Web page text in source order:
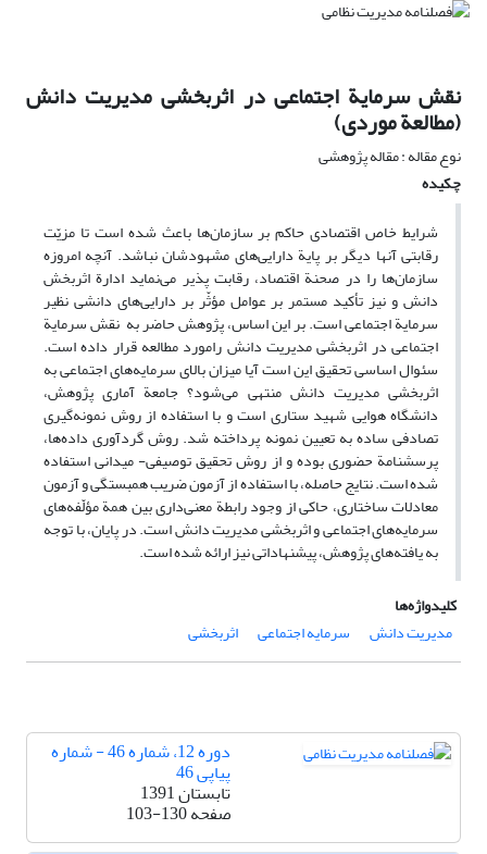
نقش سرمایة اجتماعی در اثربخشی مدیریت دانش
(مطالعة موردی)
نوع مقاله : مقاله پژوهشی
چکیده
شرایط خاص اقتصادی حاکم بر سازمان‌ها باعث شده است تا مزیّت
رقابتی آنها دیگر بر پایة دارایی‌های مشهودشان نباشد. آنچه امروزه
سازمان‌ها را در صحنة اقتصاد، رقابت پذیر می‌نماید ادارة اثربخش
دانش و نیز تأکید مستمر بر عوامل مؤثّر بر دارایی‌های دانشی نظیر
سرمایة‌ اجتماعی است. بر این اساس، پژوهش حاضر به نقش سرمایة
اجتماعی در اثربخشی مدیریت دانش رامورد مطالعه قرار داده است.
سئوال اساسی تحقیق این است آیا میزان بالای سرمایه‌های اجتماعی به
اثربخشی مدیریت دانش منتهی می‌شود؟ جامعة آماری پژوهش،
دانشگاه هوایی شهید ستاری است و با استفاده از روش نمونه‌گیری
تصادفی ساده به تعیین نمونه پرداخته شد. روش گردآوری داده‌ها،
پرسشنامة حضوری بوده و از روش تحقیق توصیفی- میدانی استفاده
شده است. نتایج حاصله، با استفاده از آزمون ضریب همبستگی و آزمون
معادلات ساختاری، حاکی از وجود رابطة معنی‌داری بین همة مؤلّفه‌های
سرمایه‌های اجتماعی و اثربخشی مدیریت دانش است. در پایان، با توجه
به یافته‌های پژوهش، پیشنهاداتی نیز ارائه شده است.
کلیدواژه‌ها
مدیریت دانش
سرمایه اجتماعی اثربخشی
دوره 12، شماره 46 - شماره
پیاپی 46
تابستان 1391
صفحه103-130